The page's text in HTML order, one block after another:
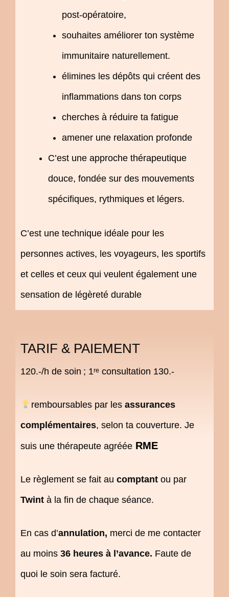
post-opératoire,
souhaites améliorer ton système
immunitaire naturellement.
élimines les dépôts qui créent des
inflammations dans ton corps
cherches à réduire ta fatigue
amener une relaxation profonde
C’est une approche thérapeutique
douce, fondée sur des mouvements
spécifiques, rythmiques et légers.
C’est une technique idéale pour les
personnes actives, les voyageurs, les sportifs
et celles et ceux qui veulent également une
sensation de légèreté durable
TARIF & PAIEMENT
120.-/h de soin ; 1ʳᵉ consultation 130.-
remboursables par lesassurances
complémentaires, selon ta couverture. Je
suis une thérapeute agréée RME
Le règlement se fait au comptant ou par
Twint à la fin de chaque séance.
En cas d’annulation, merci de me contacter
au moins 36 heures à l’avance. Faute de
quoi le soin sera facturé.